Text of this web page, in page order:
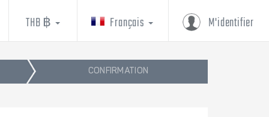
M'identifier
Français
THB ฿
CONFIRMATION